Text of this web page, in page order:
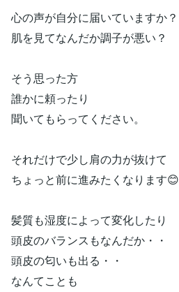
心の声が自分に届いていますか？
肌を見てなんだか調子が悪い？
そう思った方
誰かに頼ったり
聞いてもらってください。
それだけで少し肩の力が抜けて
ちょっと前に進みたくなります😊
髪質も湿度によって変化したり
頭皮のバランスもなんだか・・
頭皮の匂いも出る・・
なんてことも